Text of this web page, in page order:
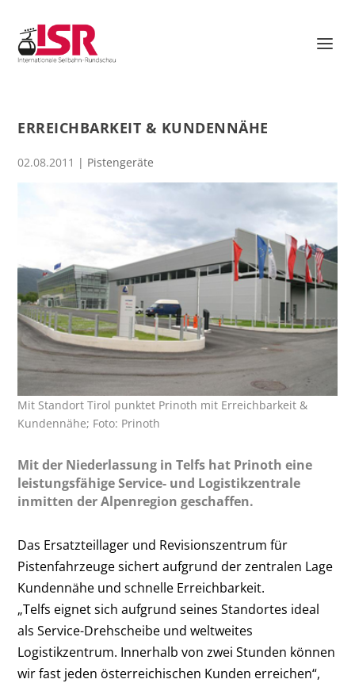
ERREICHBARKEIT & KUNDENNÄHE
02.08.2011 | Pistengeräte
Mit Standort Tirol punktet Prinoth mit Erreichbarkeit &
Kundennähe; Foto: Prinoth
Mit der Niederlassung in Telfs hat Prinoth eine
leistungsfähige Service- und Logistikzentrale
inmitten der Alpenregion geschaffen.
Das Ersatzteillager und Revisionszentrum für
Pistenfahrzeuge sichert aufgrund der zentralen Lage
Kundennähe und schnelle Erreichbarkeit.
„Telfs eignet sich aufgrund seines Standortes ideal
als Service-Drehscheibe und weltweites
Logistikzentrum. Innerhalb von zwei Stunden können
wir fast jeden österreichischen Kunden erreichen“,